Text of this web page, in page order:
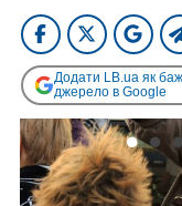
Додати LB.ua як
джерело в Google